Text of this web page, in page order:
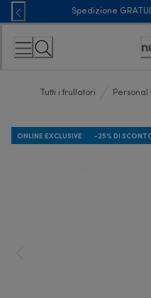
Skip
to
Content
Spedizione
Tutti i frullatori
ONLINE EXCLUSIVE -25% DI